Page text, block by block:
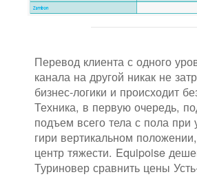
Перевод клиента с одного
канала на другой никак не
бизнес-логики и происходит
Техника, в первую очередь,
подъем всего тела с пола при
гири вертикальном
центр тяжести. Equipoise
Туриновер сравнить цены